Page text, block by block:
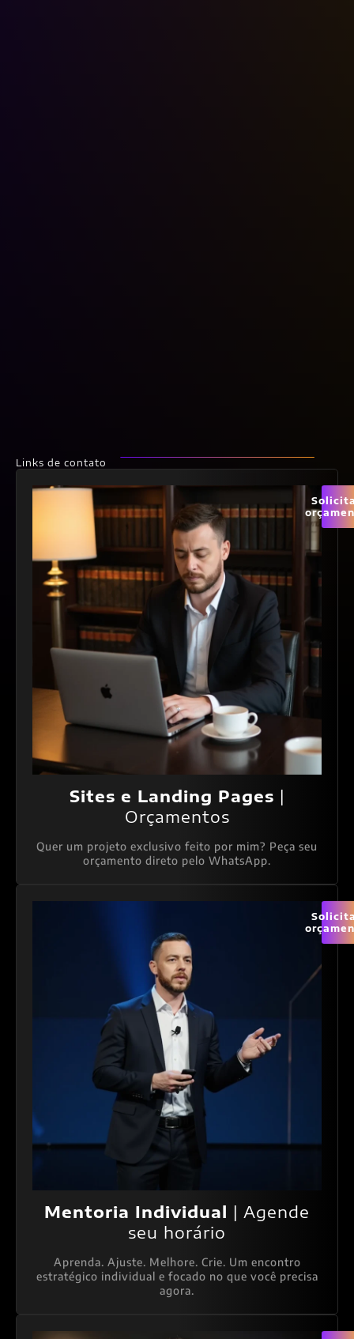
Links de contato
Sites e Landing Pages |
Orçamentos
Quer um projeto exclusivo feito por mim? Peça seu
orçamento direto pelo WhatsApp.
Mentoria Individual | Agende
seu horário
Aprenda. Ajuste. Melhore. Crie. Um encontro
estratégico individual e focado no que você precisa
agora.